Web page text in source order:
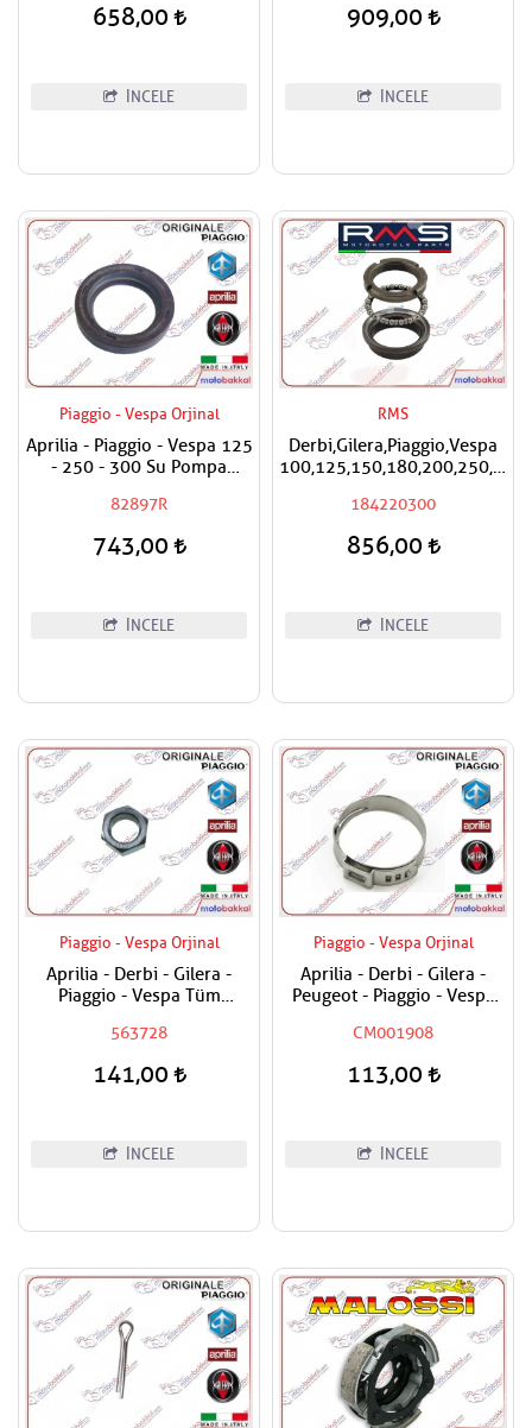
658,00
İNCELE
909,00
İNCELE
Piaggio - Vespa Orjinal
Aprilia - Piaggio - Vespa 125
- 250 - 300 Su Pompa
82897R
743,00
İNCELE
RMS
Derbi,Gilera,Piaggio,Vespa
Mesnet Maşa Bilyası
184220300
856,00
İNCELE
Piaggio - Vespa Orjinal
Aprilia - Derbi - Gilera -
Piaggio - Vespa Tüm
Tekerlek Somunu
563728
141,00
İNCELE
Piaggio - Vespa Orjinal
Aprilia - Derbi - Gilera -
Peugeot - Piaggio - Vespa
Kelepçesi
CM001908
113,00
İNCELE